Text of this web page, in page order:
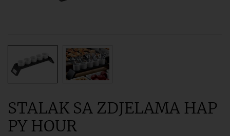
STALAK SA ZDJELAMA HAP
PY HOUR